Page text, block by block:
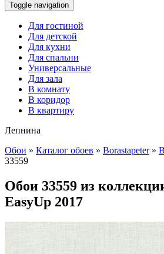
Toggle navigation
Для гостиной
Для детской
Для кухни
Для спальни
Универсальные
Для зала
В комнату
В коридор
В квартиру
Лепнина
Обои » Каталог обоев » Borastapeter»
33559
Обои 33559 из
EasyUp 2017